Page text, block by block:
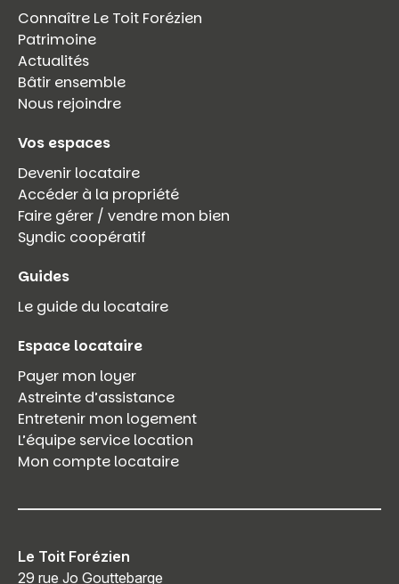
Connaître Le Toit Forézien
Patrimoine
Actualités
Bâtir ensemble
Nous rejoindre
Vos espaces
Devenir locataire
Accéder à la propriété
Faire gérer / vendre mon bien
Syndic coopératif
Guides
Le guide du locataire
Espace locataire
Payer mon loyer
Astreinte d’assistance
Entretenir mon logement
L’équipe service location
Mon compte locataire
Le Toit Forézien
29 rue Jo Gouttebarge